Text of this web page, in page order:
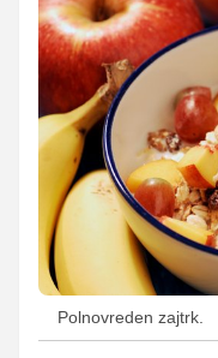
Polnovreden zajtrk.